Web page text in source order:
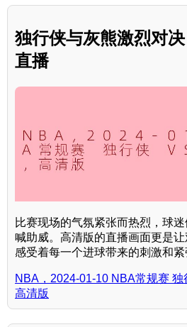
独行侠与灰熊激烈对
直播
比赛现场的气氛紧张而热烈，球
喊助威。高清版的直播画面更是让
感受着每一个进球带来的刺激和紧
NBA，2024-01-10 NBA常规赛 独
高清版